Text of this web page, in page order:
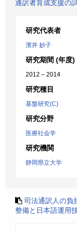
通訳者育成支援の
研究代表者
濱井 妙子
研究期間 (年度)
2012 – 2014
研究種目
基盤研究(C)
研究分野
医療社会学
研究機関
静岡県立大学
司法通訳人の
整備と日本語運用